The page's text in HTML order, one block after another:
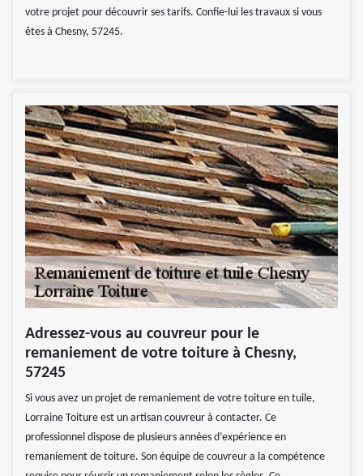
votre projet pour découvrir ses tarifs. Confie-lui les travaux si vous
êtes à Chesny, 57245.
Adressez-vous au couvreur pour le
remaniement de votre toiture à Chesny,
57245
Si vous avez un projet de remaniement de votre toiture en tuile,
Lorraine Toiture est un artisan couvreur à contacter. Ce
professionnel dispose de plusieurs années d’expérience en
remaniement de toiture. Son équipe de couvreur a la compétence